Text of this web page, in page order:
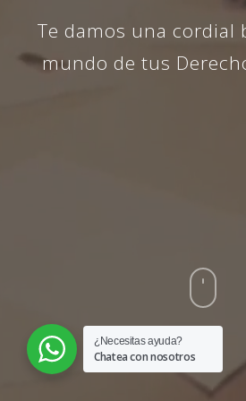
Te damos una cordial
mundo de tus
DE LAS
DERECHO A LA
DEBEN
TODO
¿Necesitas ayuda?
Chatea con nosotros